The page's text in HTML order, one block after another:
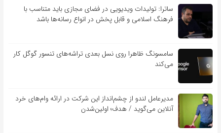
ساترا: تولیدات ویدیویی در فضای مجازی باید متناسب با
فرهنگ اسلامی و قابل پخش در انواع رسانه‌ها باشد
سامسونگ ظاهرا روی نسل بعدی تراشه‌های تنسور گوگل کار
می‌کند
مدیرعامل لندو از چشم‌انداز این شرکت در ارائه وام‌های خرد
آنلاین می‌گوید / هدف؛ اولین‌شدن